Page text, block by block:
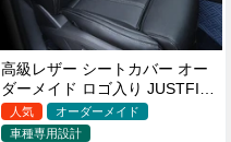
高級レザー シートカバー オー
ダーメイド ロゴ入り JUSTFIT
保証 耐摩耗性 全席セット
人気
オーダーメイド
車種専用設計